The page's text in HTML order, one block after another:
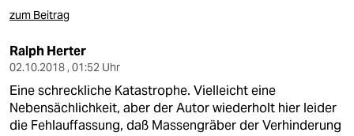
fragen & hilfe
unterstützen
abo
genossenschaft
zum Beitrag
Ralph Herter
02.10.2018 , 01:52 Uhr
Eine schreckliche Katastrophe. Vielleicht eine
Nebensächlichkeit, aber der Autor wiederholt hier leider
die Fehlauffassung, daß Massengräber der Verhinderung